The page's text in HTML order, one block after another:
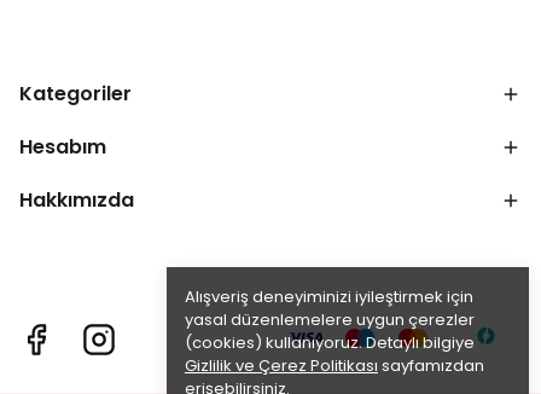
Alışveriş deneyiminizi iyileştirmek için
yasal düzenlemelere uygun çerezler
(cookies) kullanıyoruz. Detaylı bilgiye
Gizlilik ve Çerez Politikası sayfamızdan
erişebilirsiniz.
Kategoriler
Hesabım
Hakkımızda